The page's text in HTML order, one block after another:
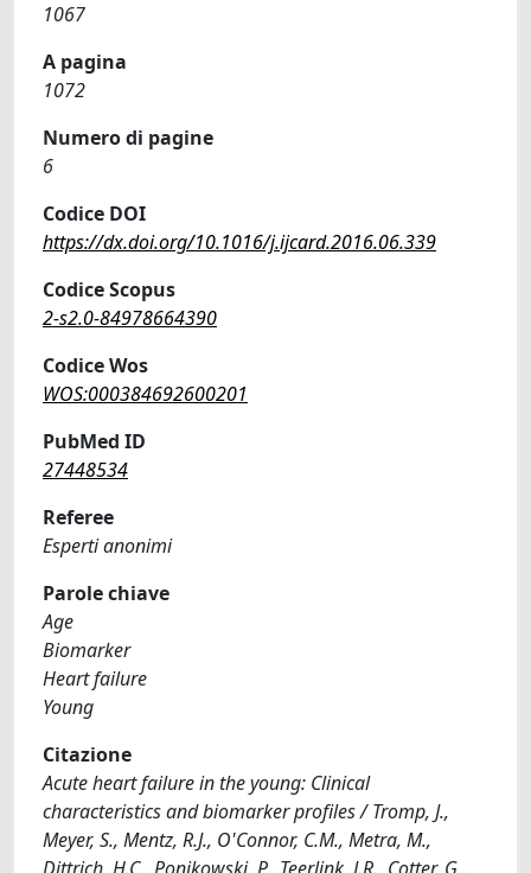
1067
A pagina
1072
Numero di pagine
6
Codice DOI
https://dx.doi.org/10.1016/j.ijcard.2016.06.339
Codice Scopus
2-s2.0-84978664390
Codice Wos
WOS:000384692600201
PubMed ID
27448534
Referee
Esperti anonimi
Parole chiave
Age
Biomarker
Heart failure
Young
Citazione
Acute heart failure in the young: Clinical
characteristics and biomarker profiles / Tromp, J.,
Meyer, S., Mentz, R.J., O'Connor, C.M., Metra, M.,